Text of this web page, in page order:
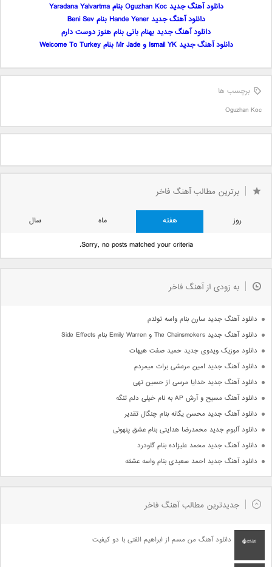
دانلود آهنگ جدید Oguzhan Koc بنام Yaradana Yalvartma
دانلود آهنگ جدید Hande Yener بنام Beni Sev
دانلود آهنگ جدید بهنام بانی بنام هنوز دوست دارم
دانلود آهنگ جدید Ismail YK و Mr Jade بنام Welcome To Turkey
برچسب ها
Oguzhan Koc
برترین مطالب آهنگ فاخر
روز هفته ماه
سال
Sorry, no posts matched your criteria.
به زودی از آهنگ فاخر
دانلود آهنگ جدید سارن بنام واسه تولدم
دانلود آهنگ جدید The Chainsmokers و Emily Warren بنام Side Effects
دانلود موزیک ویدوی جدید حمید صفت هیهات
دانلود آهنگ جدید امین مرعشی برات میمردم
دانلود آهنگ جدید خدایا مرسی از حسین تهی
دانلود آهنگ مسیح و آرش AP به نام خیلی دلم تنگه
دانلود آهنگ جدید محسن یگانه بنام چنگال تقدیر
دانلود آلبوم جدید محمدرضا هدایتی بنام عشق پنهونی
دانلود آهنگ جدید محمد علیزاده بنام گلودرد
دانلود آهنگ جدید احمد سعیدی بنام واسه عشقه
جدیدترین مطالب آهنگ فاخر
دانلود آهنگ من مسم از ابراهیم الفتی با دو کیفیت